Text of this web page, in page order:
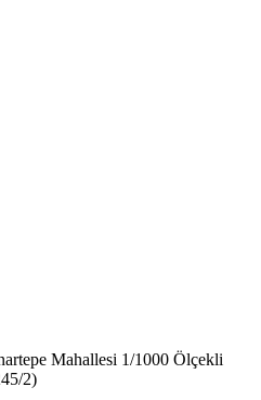
Mahallesi 1/1000 Ölçekli
2)